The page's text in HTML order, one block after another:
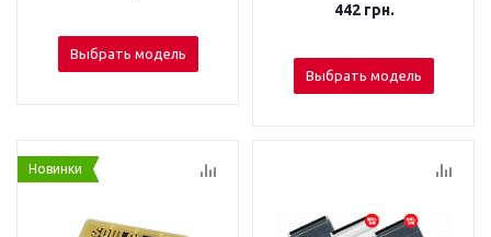
Выбрать модель
442грн.
Выбрать модель
Новинки